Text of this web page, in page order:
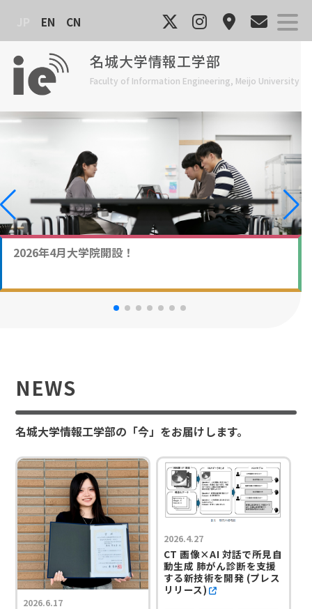
content
名城大学情報工学部
Faculty of Information Engineering, Meijo University
EN CN
ユニークな入学方式と充実した学生生活
2026年4月大学院開設！
NEWS
名城大学情報工学部の「今」をお届けします。
2026.6.17
2026.4.27
CT 画像×AI 対話で所見自
動生成 肺がん診断を支援
する新技術を開発 (プレス
リリース)